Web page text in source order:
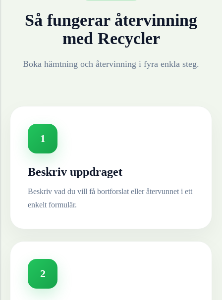
Så fungerar återvinning
med Recycler
Boka hämtning och återvinning i fyra enkla steg.
1
Beskriv uppdraget
Beskriv vad du vill få bortforslat eller återvunnet i ett
enkelt formulär.
2